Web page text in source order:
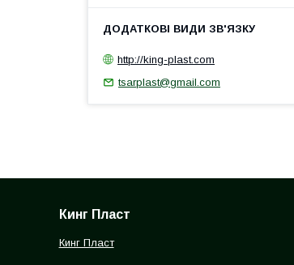
http://king-plast.com
tsarplast@gmail.com
Кинг Пласт
Кинг Пласт